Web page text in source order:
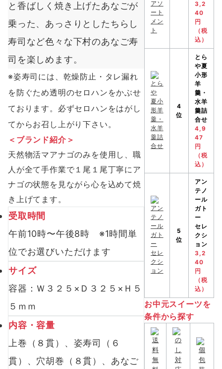
と香ばしく焼き上げたあなごが
乗った、あっさりとしたちらし
寿司など色々な下村のあなご寿
司を楽しめます。
※姿寿司には、乾燥防止・タレ漏れ
を防ぐため透明のセロハンをかぶせ
ております。必ずセロハンをはがし
てからお召し上がり下さい。
＜ブランド紹介＞
天然物活マアナゴのみを使用し、職
人が全て手作業で１尾１尾丁寧にア
ナゴの状態を見ながら心を込めて焼
き上げてます。
受取時間
午前10時〜午後8時 ※1時間単
位でお選びいただけます
サイズ
容器：Ｗ３２５×Ｄ３２５×Ｈ５
５ｍｍ
内容・容量
上巻（８貫）、姿寿司（６
貫）、穴胡巻（８貫）、あなご
3,2
40
円
（税
込）
4
位
とら
や夏
小形
羊
羹・
水羊
羹詰
合せ
4,9
47
円
（税
込）
5
位
アン
テノ
ール
ガト
ー
セレ
クシ
ョン
3,2
40
円
（税
込）
お中元スイーツを
条件から探す